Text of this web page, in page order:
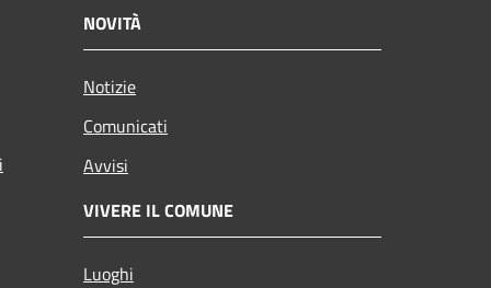
NOVITÀ
Notizie
Comunicati
Avvisi
VIVERE IL COMUNE
Luoghi